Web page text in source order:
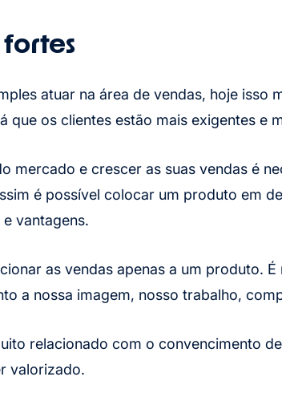
fortes
atuar na área de vendas, hoje isso
que os clientes estão mais exigentes e
mercado e crescer as suas vendas é
é possível colocar um produto em
vantagens.
as vendas apenas a um produto.
a nossa imagem, nosso trabalho,
relacionado com o convencimento
valorizado.